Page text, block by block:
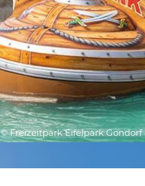
© Freizeitpark Eifelpark Gondorf